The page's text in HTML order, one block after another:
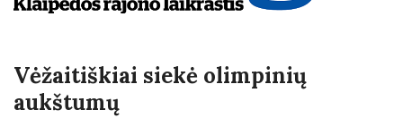
Vėžaitiškiai siekė olimpinių
aukštumų